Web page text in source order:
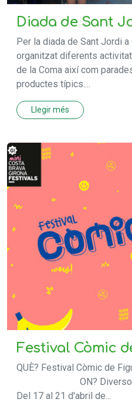
Diada de Sant
Per la diada de Sant Jordi a
organitzat diferents
de la Coma així com
productes típics....
Llegir més
Festival Còmic
QUÈ? Festival
ON? Diversos
Del 17 al 21 d'abril de...